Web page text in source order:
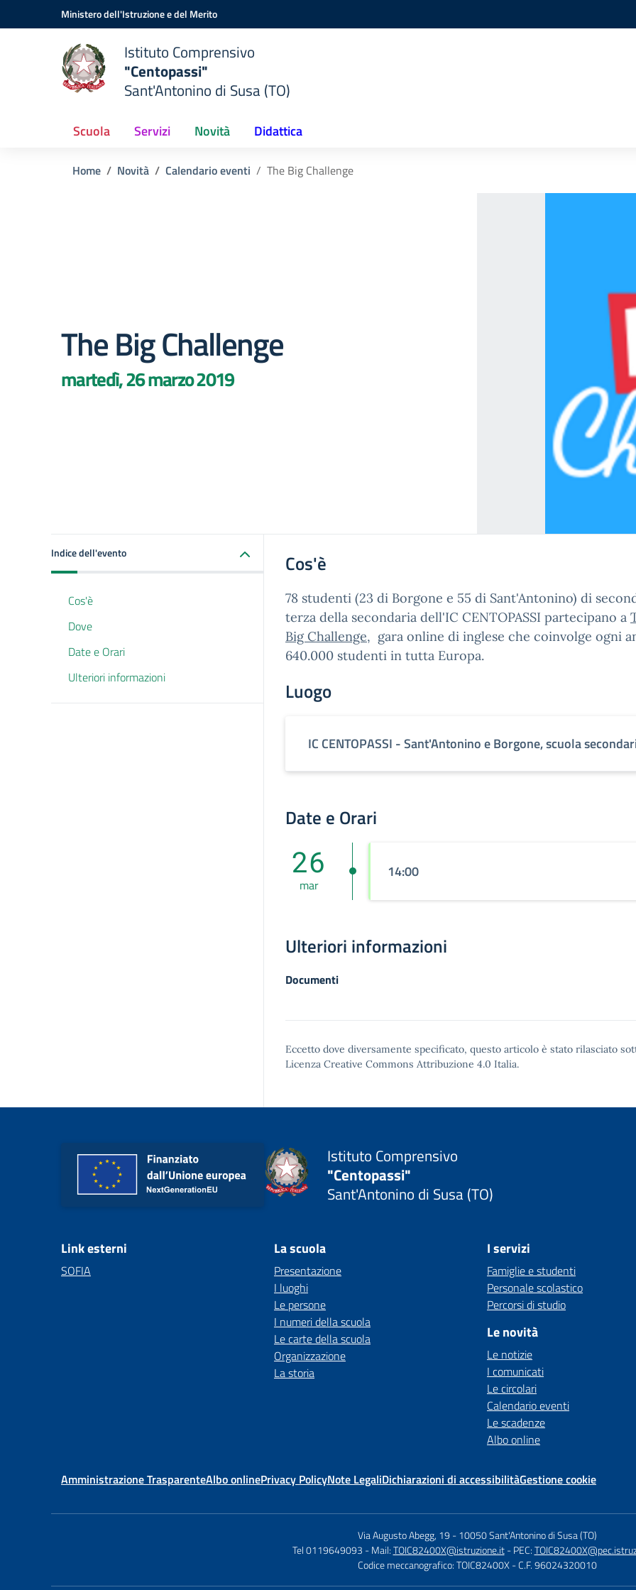
Vai ai contenuti
Vai al menu di navigazioneMinistero dell'Istruzione e del Merito
Istituto Comprensivo
"Centopassi"
Sant'Antonino di Susa (TO)
Scuola Servizi Novità Didattica
Home Novità Calendario eventi The Big Challenge
The Big Challenge
martedì, 26 marzo 2019
Indice dell'evento
Cos'è
Dove
Date e Orari
Ulteriori informazioni
Cos'è
78 studenti (23 di Borgone e 55 di Sant'Antonino) di
terza della secondaria dell'IC CENTOPASSI partecipano a
Big Challenge, gara online di inglese che coinvolge ogni
640.000 studenti in tutta Europa.
Luogo
IC CENTOPASSI - Sant'Antonino e Borgone, scuola
Date e Orari
26
mar
14:00
Ulteriori informazioni
Documenti
Eccetto dove diversamente specificato, questo articolo è stato rilasciato
Licenza Creative Commons Attribuzione 4.0 Italia.
Istituto Comprensivo
"Centopassi"
Sant'Antonino di Susa (TO)
Link esterni
SOFIA
La scuola
Presentazione
I luoghi
Le persone
I numeri della scuola
Le carte della scuola
Organizzazione
La storia
I servizi
Famiglie e studenti
Personale scolastico
Percorsi di studio
Le novità
Le notizie
I comunicati
Le circolari
Calendario eventi
Le scadenze
Albo online
Amministrazione TrasparenteAlbo onlinePrivacy PolicyNote LegaliDichiarazioni di accessibilitàGestione cookie
Via Augusto Abegg, 19 -10050 Sant'Antonino di Susa (TO)
Tel 0119649093 - Mail:TOIC82400X@istruzione.it - PEC:
Codice meccanografico: TOIC82400X - C.F. 96024320010